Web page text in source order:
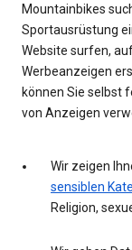
Mountainbikes
Sportausrüstung
Website surfen,
Werbeanzeigen
können Sie selbst
von Anzeigen
Wir zeigen
sensiblen
Religion,